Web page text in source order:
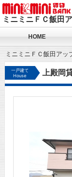
ミニミニＦＣ飯田
HOME
ミニミニＦＣ飯田アッ
一戸建て
House
上殿岡